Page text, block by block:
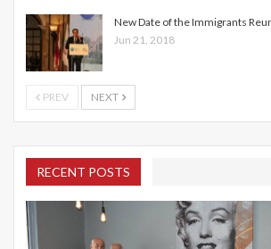
New Date of the Immigrants
Jun 21, 2018
PREV NEXT
RECENT POSTS